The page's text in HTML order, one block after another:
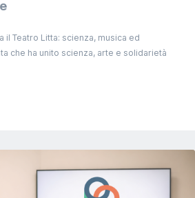
il Teatro Litta: scienza, musica ed
che ha unito scienza, arte e solidarietà